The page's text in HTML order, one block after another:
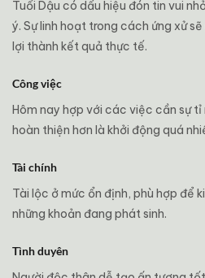
Tuổi Dậu có dấu hiệu đón tin vui
ý. Sự linh hoạt trong cách ứng xử
lợi thành kết quả thực tế.
Công việc
Hôm nay hợp với các việc cần sự
hoàn thiện hơn là khởi động quá
Tài chính
Tài lộc ở mức ổn định, phù hợp để
những khoản đang phát sinh.
Tình duyên